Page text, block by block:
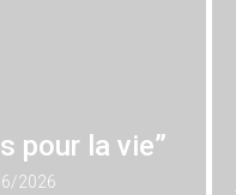
pour la vie”
2026